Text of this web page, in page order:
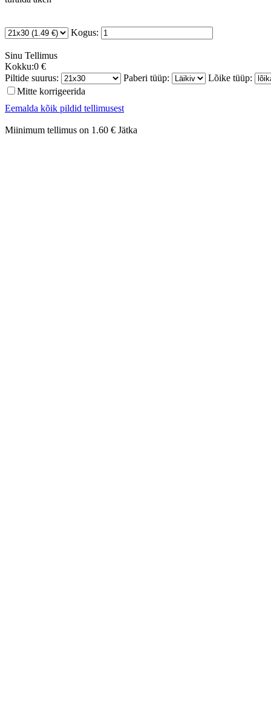
Kogus:
Sinu Tellimus
Kokku:0 €
Piltide suurus:
Paberi tüüp:
Lõike tüüp:
Mitte korrigeerida
Eemalda kõik pildid tellimusest
Miinimum tellimus on 1.60 € Jätka